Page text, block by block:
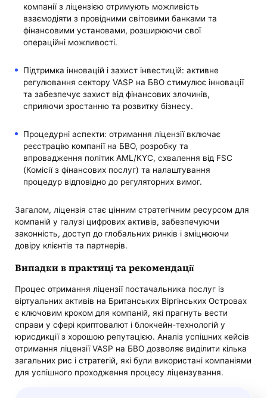
компанії з ліцензією отримують можливість
взаємодіяти з провідними світовими банками та
фінансовими установами, розширюючи свої
операційні можливості.
Підтримка інновацій і захист інвестицій: активне
регулювання сектору VASP на БВО стимулює інновації
та забезпечує захист від фінансових злочинів,
сприяючи зростанню та розвитку бізнесу.
Процедурні аспекти: отримання ліцензії включає
реєстрацію компанії на БВО, розробку та
впровадження політик AML/KYC, схвалення від FSC
(Комісії з фінансових послуг) та налаштування
процедур відповідно до регуляторних вимог.
Загалом, ліцензія стає цінним стратегічним ресурсом для
компаній у галузі цифрових активів, забезпечуючи
законність, доступ до глобальних ринків і зміцнюючи
довіру клієнтів та партнерів.
Випадки в практиці та рекомендації
Процес отримання ліцензії постачальника послуг із
віртуальних активів на Британських Віргінських Островах
є ключовим кроком для компаній, які прагнуть вести
справи у сфері криптовалют і блокчейн-технологій у
юрисдикції з хорошою репутацією. Аналіз успішних кейсів
отримання ліцензії VASP на БВО дозволяє виділити кілька
загальних рис і стратегій, які були використані компаніями
для успішного проходження процесу ліцензування.